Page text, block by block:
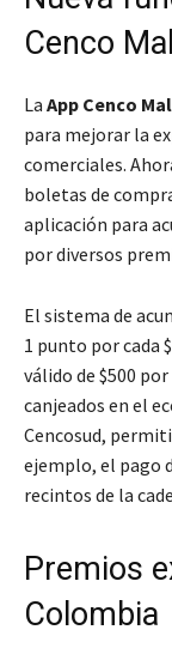
Cenco
La App Cenco
para mejorar la
comerciales.
boletas de
aplicación para
por diversos
El sistema de
1 punto por cada
válido de $500
canjeados en el
Cencosud,
ejemplo, el pago
recintos de la
Premios
Colombia